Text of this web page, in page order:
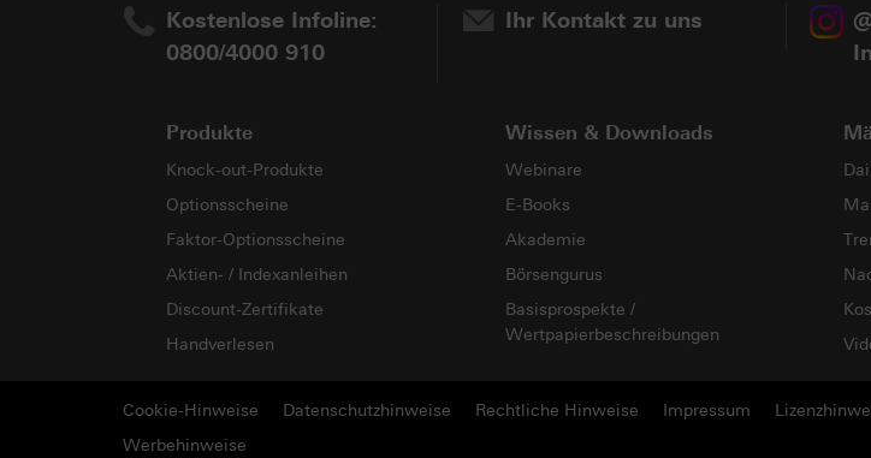
Kostenlose Infoline:
0800/4000 910
Ihr Kontakt zu uns
Produkte
Knock-out-Produkte
Optionsscheine
Faktor-Optionsscheine
Aktien- / Indexanleihen
Discount-Zertifikate
Handverlesen
Wissen & Downloads
Webinare
E-Books
Akademie
Börsengurus
Basisprospekte /
Wertpapierbeschreibungen
Cookie-Hinweise Datenschutzhinweise Rechtliche Hinweise Impressum
Werbehinweise